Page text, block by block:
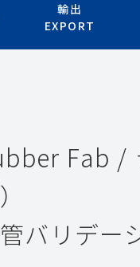
輸出
EXPORT
Fab /
バリデー